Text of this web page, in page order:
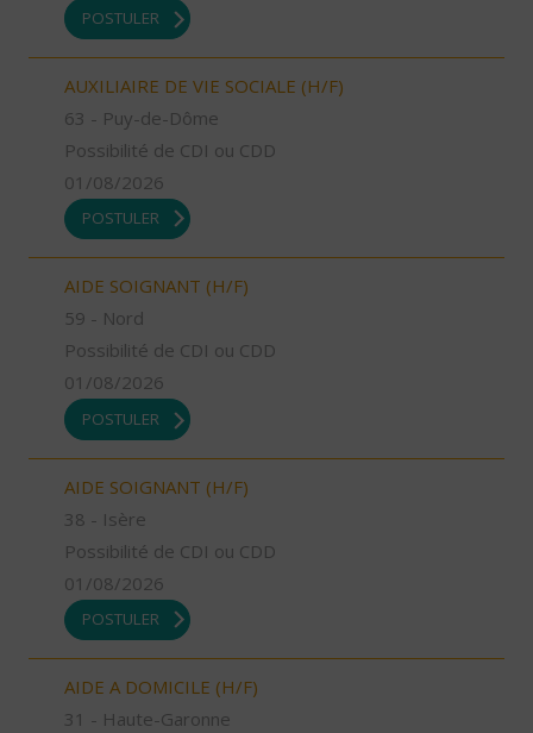
POSTULER
AUXILIAIRE DE VIE SOCIALE (H/F)
63 - Puy-de-Dôme
Possibilité de CDI ou CDD
01/08/2026
POSTULER
AIDE SOIGNANT (H/F)
59 - Nord
Possibilité de CDI ou CDD
01/08/2026
POSTULER
AIDE SOIGNANT (H/F)
38 - Isère
Possibilité de CDI ou CDD
01/08/2026
POSTULER
AIDE A DOMICILE (H/F)
31 - Haute-Garonne